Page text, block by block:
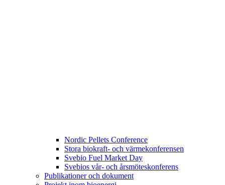
Nordic Pellets Conference
Stora biokraft- och värmekonferensen
Svebio Fuel Market Day
Svebios vår- och årsmöteskonferens
Publikationer och dokument